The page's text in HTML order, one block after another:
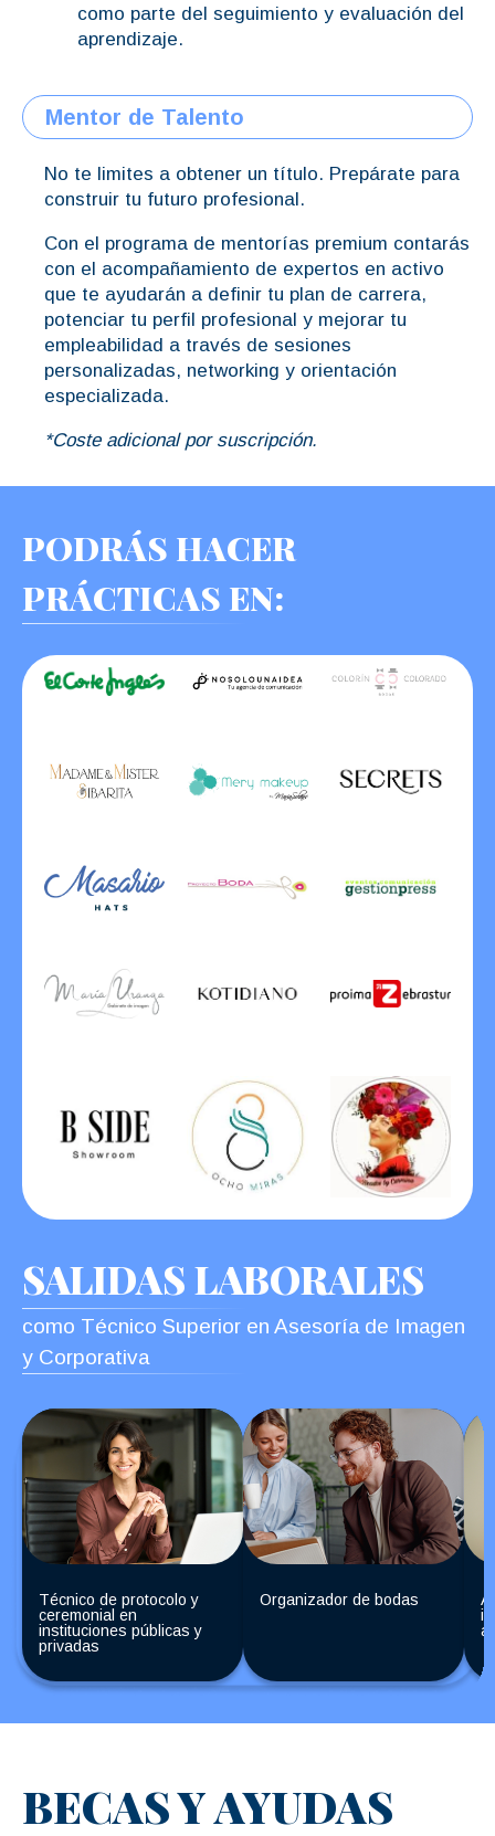
como parte del seguimiento y evaluación del
aprendizaje.
Mentor de Talento
No te limites a obtener un título. Prepárate para
construir tu futuro profesional.
Con el programa de mentorías premium contarás
con el acompañamiento de expertos en activo
que te ayudarán a definir tu plan de carrera,
potenciar tu perfil profesional y mejorar tu
empleabilidad a través de sesiones
personalizadas, networking y orientación
especializada.
*Coste adicional por suscripción.
PODRÁS HACER
PRÁCTICAS EN:
SALIDAS LABORALES
como Técnico Superior en Asesoría de Imagen
y Corporativa
Técnico de protocolo y
ceremonial en
instituciones públicas y
privadas
Organizador de bodas
BECAS Y AYUDAS